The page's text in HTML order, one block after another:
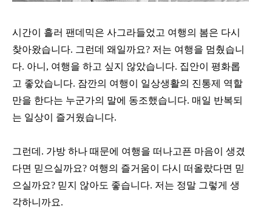
시간이 흘러 팬데믹은 사그라들었고 여행의 봄은 다시
찾아왔습니다. 그런데 왜일까요? 저는 여행을 멈췄습니
다. 아니, 여행을 하고 싶지 않았습니다. 집안이 평화롭
고 좋았습니다. 잠깐의 여행이 일상생활의 진통제 역할
만을 한다는 누군가의 말에 동조했습니다. 매일 반복되
는 일상이 즐거웠습니다.
그런데. 가방 하나 때문에 여행을 떠나고픈 마음이 생겼
다면 믿으실까요? 여행의 즐거움이 다시 떠올랐다면 믿
으실까요? 믿지 않아도 좋습니다. 저는 정말 그렇게 생
각하니까요.